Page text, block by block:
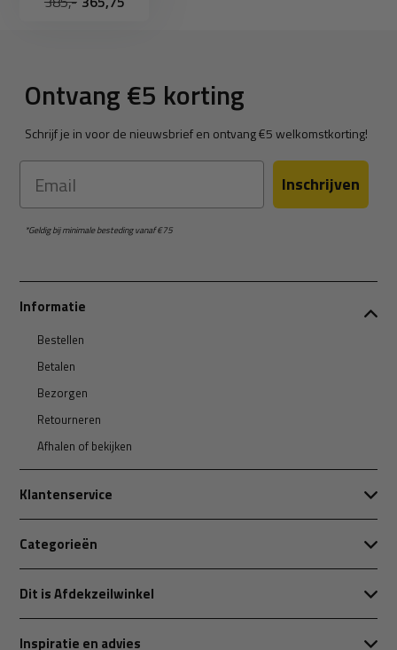
Ontvang €5 korting
Schrijf je in voor de nieuwsbrief en ontvang €5 welkomstkorting!
Email Inschrijven
*Geldig bij minimale besteding vanaf €75
Informatie
Bestellen
Betalen
Bezorgen
Retourneren
Afhalen of bekijken
Klantenservice
Categorieën
Dit is Afdekzeilwinkel
Inspiratie en advies